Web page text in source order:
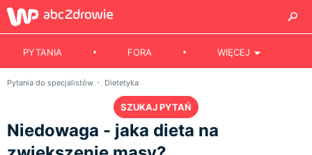
PYTANIA FORA WIĘCEJ
Pytania do specjalistów Dietetyka
SZUKAJ PYTAŃ
Niedowaga - jaka dieta na